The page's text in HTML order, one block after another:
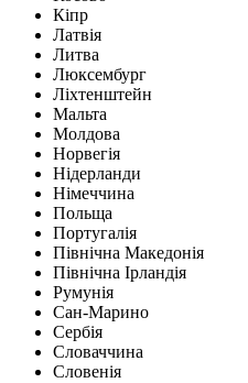
Кіпр
Латвія
Литва
Люксембург
Ліхтенштейн
Мальта
Молдова
Норвегія
Нідерланди
Німеччина
Польща
Португалія
Північна Македонія
Північна Ірландія
Румунія
Сан-Марино
Сербія
Словаччина
Словенія